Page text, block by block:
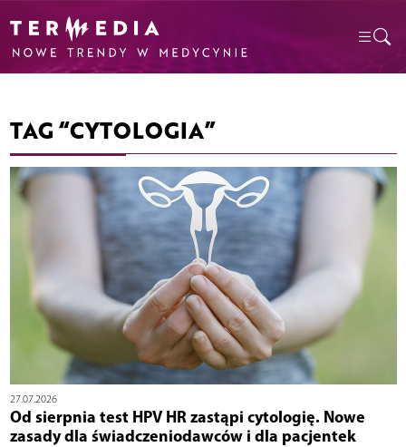
TAG “CYTOLOGIA”
27.07.2026
Od sierpnia test HPV HR zastąpi cytologię. Nowe
zasady dla świadczeniodawców i dla pacjentek